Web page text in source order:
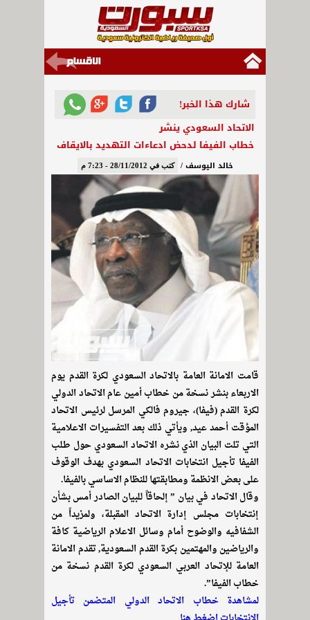
شارك هذا الخبر!
الاتحاد السعودي ينشر
خطاب الفيفا لدحض ادعاءات التهديد بالايقاف
خالد اليوسف / كتب في 28/11/2012 - 7:23 م
قامت الامانة العامة بالاتحاد السعودي لكرة القدم يوم
الاربعاء بنشر نسخة من خطاب أمين عام الاتحاد الدولي
لكرة القدم (فيفا)، جيروم فالكي المرسل لرئيس الاتحاد
المؤقت أحمد عيد, ويأتي ذلك بعد التفسيرات الاعلامية
التي تلت البيان الذي نشره الاتحاد السعودي حول طلب
الفيفا تأجيل انتخابات الاتحاد السعودي بهدف الوقوف
على بعض الانظمة ومطابقتها للنظام الاساسي بالفيفا.
وقال الاتحاد في بيان ” إلحاقاً للبيان الصادر أمس بشأن
إنتخابات مجلس إدارة الاتحاد المقبلة، ولمزيداً من
الشفافيه والوضوح أمام وسائل الاعلام الرياضية كافة
والرياضين والمهتمين بكرة القدم السعودية, تقدم الامانة
العامة للإتحاد العربي السعودي لكرة القدم نسخة من
خطاب الفيفا”.
لمشاهدة خطاب الاتحاد الدولي المتضمن تأجيل